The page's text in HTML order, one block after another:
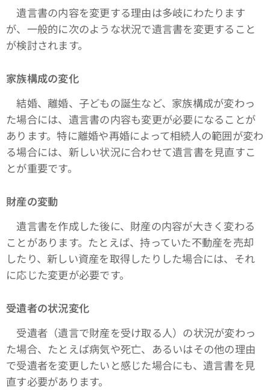
遺言書の内容を変更する理由は多岐にわたります
が、一般的に次のような状況で遺言書を変更すること
が検討されます。
家族構成の変化
結婚、離婚、子どもの誕生など、家族構成が変わっ
た場合には、遺言書の内容も変更が必要になることが
あります。特に離婚や再婚によって相続人の範囲が変わ
る場合には、新しい状況に合わせて遺言書を見直すこ
とが重要です。
財産の変動
遺言書を作成した後に、財産の内容が大きく変わる
ことがあります。たとえば、持っていた不動産を売却
したり、新しい資産を取得したりした場合には、それ
に応じた変更が必要です。
受遺者の状況変化
受遺者（遺言で財産を受け取る人）の状況が変わっ
た場合、たとえば病気や死亡、あるいはその他の理由
で受遺者を変更したいと感じた場合にも、遺言書を見
直す必要があります。